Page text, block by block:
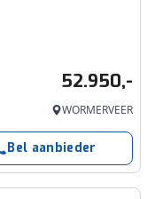
52.950,-
WORMERVEER
Bel aanbieder